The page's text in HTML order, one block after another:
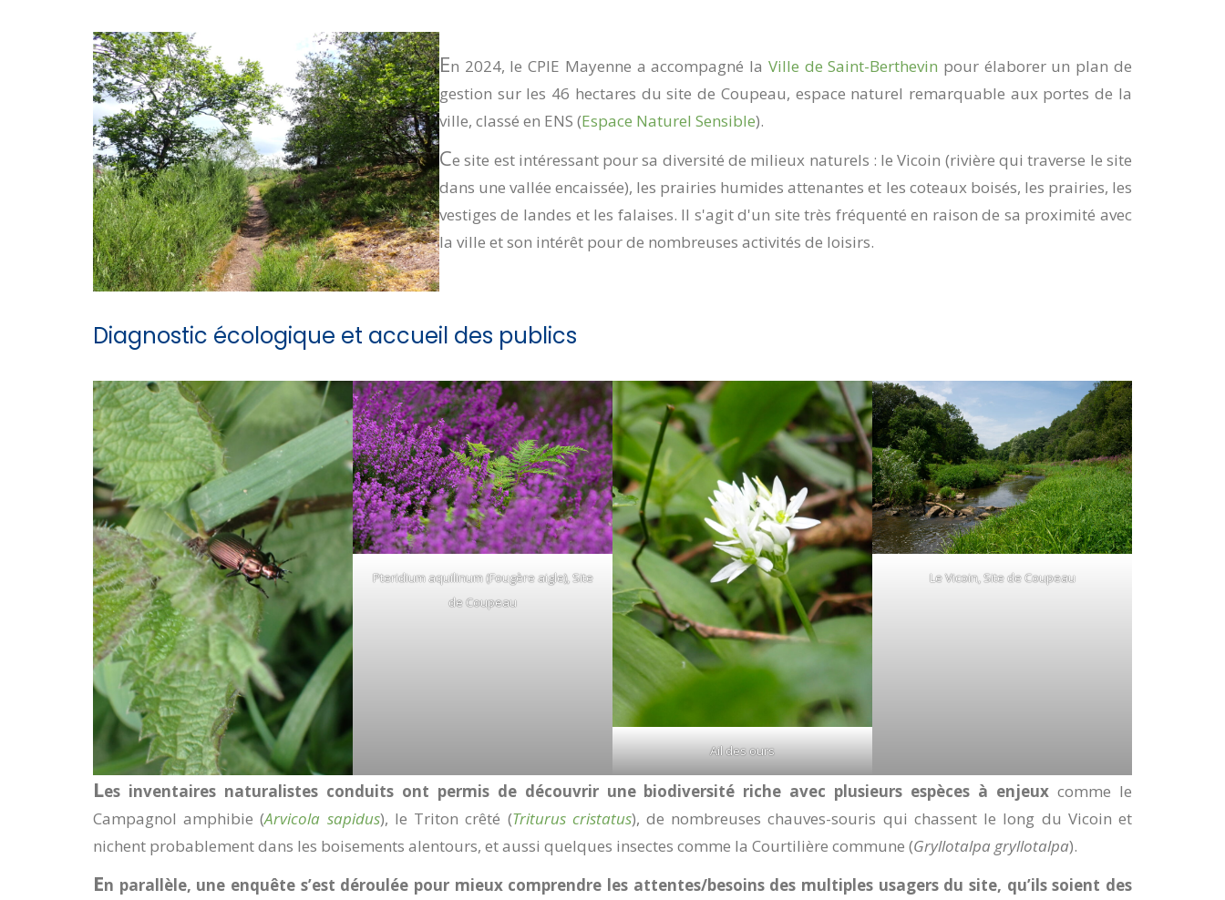
En 2024, le CPIE Mayenne a accompagné la Ville de Saint-Berthevin pour élaborer un plan de
gestion sur les 46 hectares du site de Coupeau, espace naturel remarquable aux portes de la
ville, classé en ENS (Espace Naturel Sensible).
Ce site est intéressant pour sa diversité de milieux naturels : le Vicoin (rivière qui traverse le site
dans une vallée encaissée), les prairies humides attenantes et les coteaux boisés, les prairies, les
vestiges de landes et les falaises. Il s'agit d'un site très fréquenté en raison de sa proximité avec
la ville et son intérêt pour de nombreuses activités de loisirs.
Diagnostic écologique et accueil des publics
Pteridium aquilinum (Fougère aigle), Site
de Coupeau
Ail des ours
Le Vicoin, Site de Coupeau
Les inventaires naturalistes conduits ont permis de découvrir une biodiversité riche avec plusieurs espèces à enjeuxcomme le
Campagnol amphibie (Arvicola sapidus), le Triton crêté (Triturus cristatus), de nombreuses chauves-souris qui chassent le long du Vicoin et
nichent probablement dans les boisements alentours, et aussi quelques insectes comme la Courtilière commune (Gryllotalpa gryllotalpa).
En parallèle, une enquête s’est déroulée pour mieux comprendre les attentes/besoins des multiples usagers du site, qu’ils soient des